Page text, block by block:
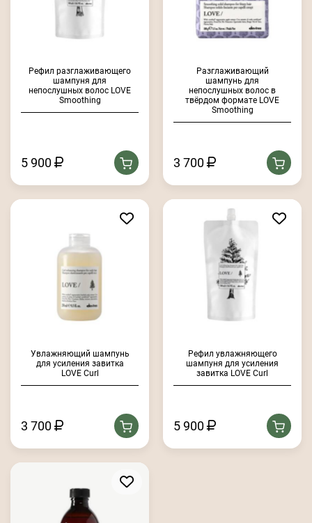
Рефил разглаживающего
шампуня для
непослушных волос LOVE
Smoothing
5 900
Разглаживающий
шампунь для
непослушных волос в
твёрдом формате LOVE
Smoothing
3 700
Увлажняющий шампунь
для усиления завитка
LOVE Curl
3 700
Рефил увлажняющего
шампуня для усиления
завитка LOVE Curl
5 900